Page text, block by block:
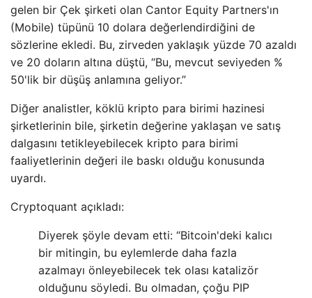
gelen bir Çek şirketi olan Cantor Equity Partners'ın
(Mobile) tüpünü 10 dolara değerlendirdiğini de
sözlerine ekledi. Bu, zirveden yaklaşık yüzde 70 azaldı
ve 20 doların altına düştü, “Bu, mevcut seviyeden %
50'lik bir düşüş anlamına geliyor.”
Diğer analistler, köklü kripto para birimi hazinesi
şirketlerinin bile, şirketin değerine yaklaşan ve satış
dalgasını tetikleyebilecek kripto para birimi
faaliyetlerinin değeri ile baskı olduğu konusunda
uyardı.
Cryptoquant açıkladı:
Diyerek şöyle devam etti: “Bitcoin'deki kalıcı
bir mitingin, bu eylemlerde daha fazla
azalmayı önleyebilecek tek olası katalizör
olduğunu söyledi. Bu olmadan, çoğu PIP